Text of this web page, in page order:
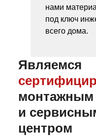
нами
под ключ
всего дома.
Являемся
монтажным
и
центром